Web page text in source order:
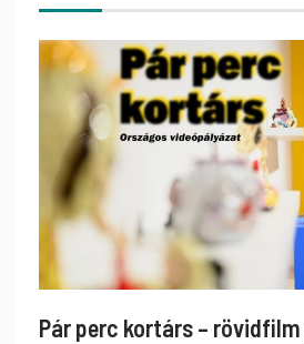
Pár perc kortárs –